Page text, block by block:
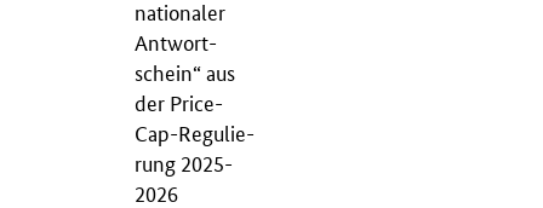
na­tio­na­ler
Ant­wort­
schein“ aus
der Pri­ce-
Cap-Re­gu­lie­
rung 2025-
2026